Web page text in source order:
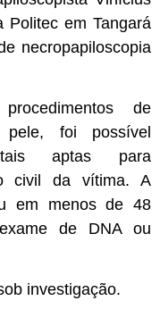
Politec em Tangará
necropapiloscopia
de
foi possível
aptas para
civil da vítima. A
em menos de 48
de DNA ou
investigação.